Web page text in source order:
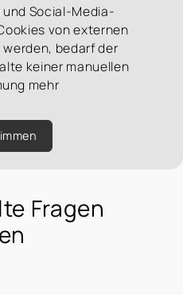
Social-Media-
von externen
bedarf der
keiner manuellen
mehr
Fragen